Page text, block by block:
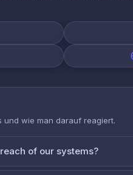
und wie man darauf reagiert.
of our systems?